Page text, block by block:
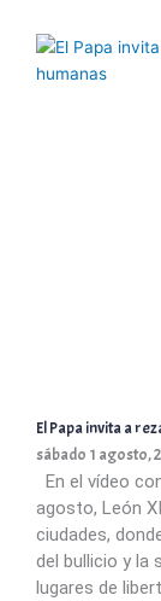
El Papa invita a
sábado 1 agosto,
En el vídeo
agosto, León
ciudades,
del bullicio y la
lugares de